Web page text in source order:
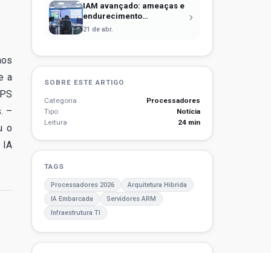
a
–
o
IA
IAM avançado: ameaças e
endurecimento
operacional
21 de abr.
SOBRE ESTE ARTIGO
Categoria
Processadores
Tipo
Notícia
Leitura
24 min
TAGS
Processadores 2026
Arquitetura Hibrida
IA Embarcada
Servidores ARM
Infraestrutura TI